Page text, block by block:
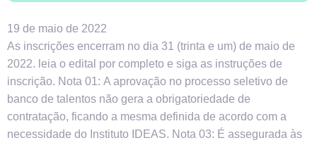
19 de maio de 2022
As inscrições encerram no dia 31 (trinta e um) de maio de
2022. leia o edital por completo e siga as instruções de
inscrição. Nota 01: A aprovação no processo seletivo de
banco de talentos não gera a obrigatoriedade de
contratação, ficando a mesma definida de acordo com a
necessidade do Instituto IDEAS. Nota 03: É assegurada às